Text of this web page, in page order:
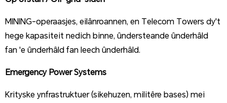
MINING-operaasjes, eilânroannen, en Telecom Towers dy't
hege kapasiteit nedich binne, ûndersteande ûnderhâld
fan 'e ûnderhâld fan leech ûnderhâld.
Emergency Power Systems
Krityske ynfrastruktuer (sikehuzen, militêre bases) mei